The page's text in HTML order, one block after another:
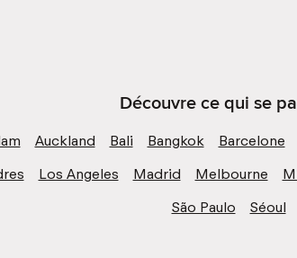
Découvre ce qui se
Auckland Bali Bangkok Barcelone
Los Angeles Madrid Melbourne
São Paulo
Séoul